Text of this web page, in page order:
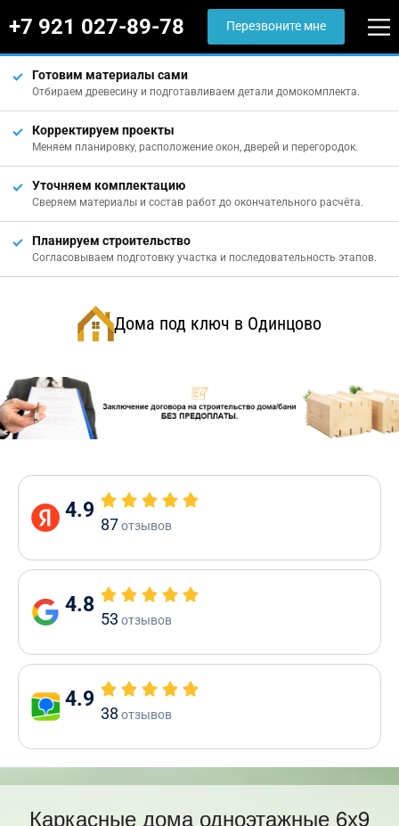
+7 921 027-89-78 Перезвоните мне
Готовим материалы сами
Отбираем древесину и подготавливаем детали домокомплекта.
Корректируем проекты
Меняем планировку, расположение окон, дверей и перегородок.
Уточняем комплектацию
Сверяем материалы и состав работ до окончательного расчёта.
Планируем строительство
Согласовываем подготовку участка и последовательность этапов.
Дома под ключ в Одинцово
4.9
87отзывов
4.8
53 отзывов
4.9
38 отзывов
Каркасные дома одноэтажные 6х9